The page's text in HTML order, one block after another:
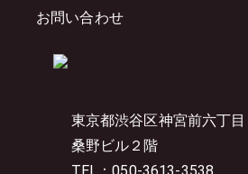
東京都渋谷区神宮前六丁
桑野ビル２階
お問い合わせ